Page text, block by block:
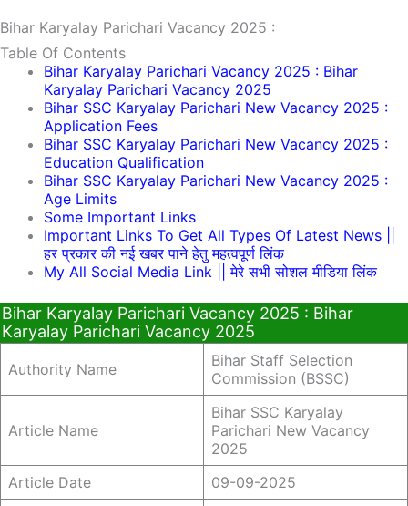
Bihar Karyalay Parichari Vacancy 2025 :
Table Of Contents
Bihar Karyalay Parichari Vacancy 2025 : Bihar
Karyalay Parichari Vacancy 2025
Bihar SSC Karyalay Parichari New Vacancy 2025 :
Application Fees
Bihar SSC Karyalay Parichari New Vacancy 2025 :
Education Qualification
Bihar SSC Karyalay Parichari New Vacancy 2025 :
Age Limits
Some Important Links
Important Links To Get All Types Of Latest News ||
हर प्रकार की नई खबर पाने हेतु महत्वपूर्ण लिंक
My All Social Media Link || मेरे सभी सोशल मीडिया लिंक
Bihar Karyalay Parichari Vacancy 2025 : Bihar
Karyalay Parichari Vacancy 2025
Authority Name
Bihar Staff Selection
Commission (BSSC)
Article Name
Bihar SSC Karyalay
Parichari New Vacancy
2025
Article Date
09-09-2025